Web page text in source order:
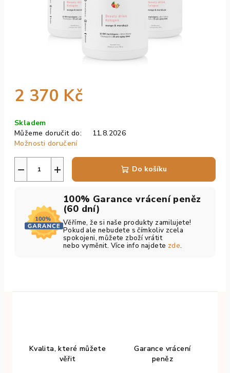
2 370 Kč
cena:
Skladem
Můžeme doručit do:
11.8.2026
Možnosti doručení
100% Garance vrácení peněz
(60 dní)
Věříme, že si naše produkty zamilujete!
Pokud ale nebudete s čímkoliv zcela
spokojeni, můžete zboží vrátit
nebo vyměnit. Více info najdete zde.
+
− Do košíku
Kvalita, které můžete
věřit
Garance vrácení
peněz